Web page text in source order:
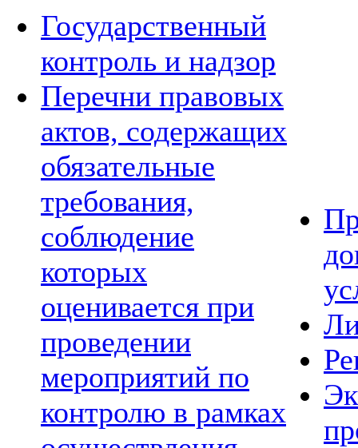
Государственный
контроль и надзор
Перечни правовых
актов, содержащих
обязательные
требования,
соблюдение
которых
оценивается при
проведении
мероприятий по
контролю в рамках